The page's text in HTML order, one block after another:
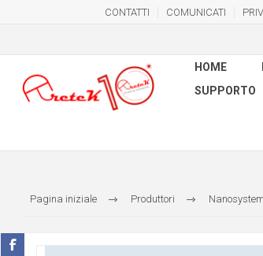
CONTATTI COMUNICATI
HOME
SUPPORTO
Pagina iniziale Produttori